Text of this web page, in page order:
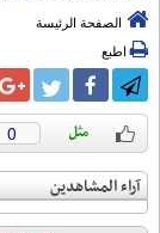
الصفحة الرئيسة
اطبع
0
آراء المشاهدين